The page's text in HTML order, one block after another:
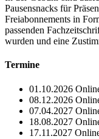
Pausensnacks für
Freiabonnements in
passenden
wurden und eine
Termine
01.10.2026
08.12.2026
07.04.2027
18.08.2027
17.11.2027